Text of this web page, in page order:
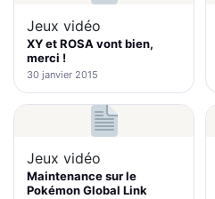
Jeux vidéo
XY et ROSA vont bien,
merci !
30 janvier 2015
Jeux vidéo
Maintenance sur le
Pokémon Global Link